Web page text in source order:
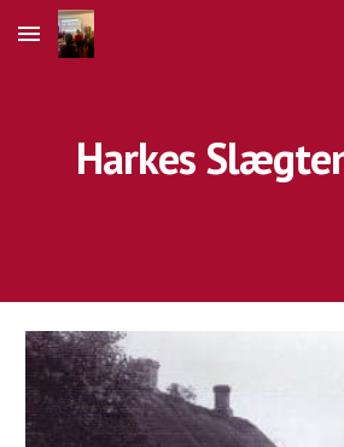
Skip to main content
Harkes